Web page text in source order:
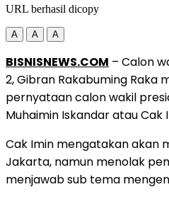
URL berhasil dicopy
A A A
BISNISNEWS.COM – Calon
2, Gibran Rakabuming Raka
pernyataan calon wakil
Muhaimin Iskandar atau Cak
Cak Imin mengatakan akan
Jakarta, namun menolak
menjawab sub tema